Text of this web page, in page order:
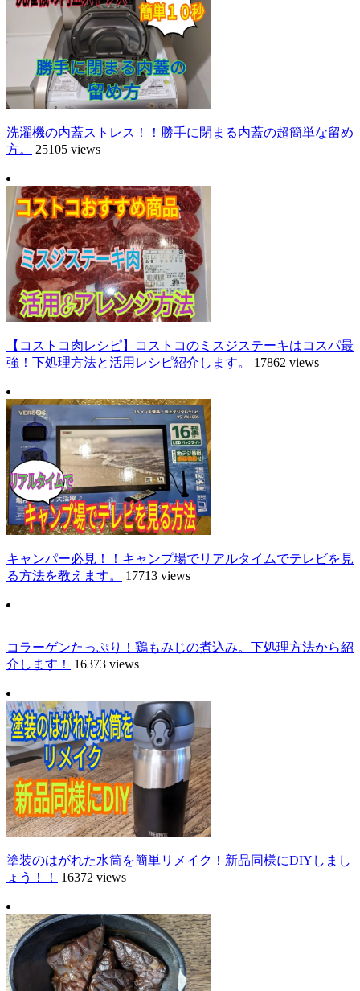
洗濯機の内蓋ストレス！！勝手に閉まる内蓋の超簡単な留め
方。
25105 views
【コストコ肉レシピ】コストコのミスジステーキはコスパ最
強！下処理方法と活用レシピ紹介します。
17862 views
キャンパー必見！！キャンプ場でリアルタイムでテレビを見
る方法を教えます。
17713 views
コラーゲンたっぷり！鶏もみじの煮込み。下処理方法から紹
介します！
16373 views
塗装のはがれた水筒を簡単リメイク！新品同様にDIYしまし
ょう！！
16372 views